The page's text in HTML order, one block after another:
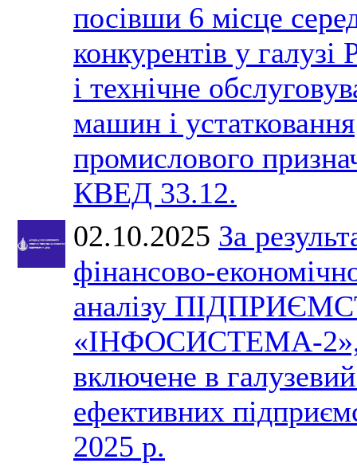
посівши 6 місце
конкурентів у галузі
і технічне
машин і устатковання
промислового
КВЕД 33.12.
02.10.2025 За
фінансово-
аналізу
«ІНФОСИСТЕМА-2»,
включене в
ефективних
2025 р.